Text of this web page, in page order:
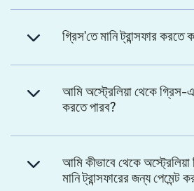
গ্রিস'তে মানি ট্রান্সফার করতে
আমি অস্ট্রেলিয়া থেকে গ্রিস-এ
করতে পারব?
আমি কীভাবে থেকে
মানি ট্রান্সফারের জন্য পেমেন্ট